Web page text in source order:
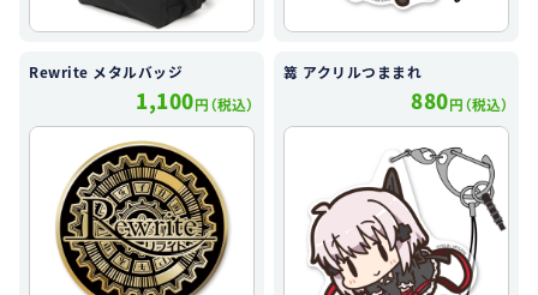
Rewrite メタルバッジ
1,100円（税込）
篝 アクリルつままれ
880円（税込）